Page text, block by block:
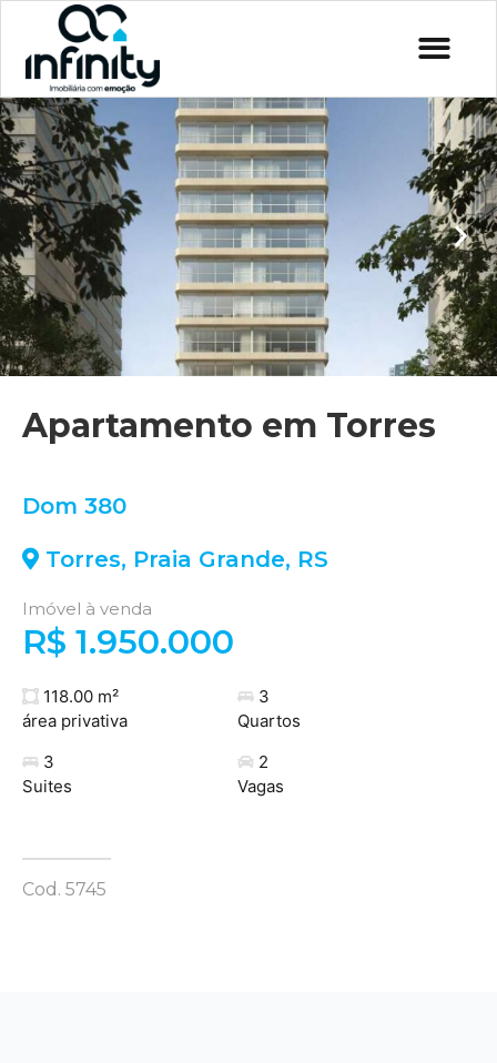
Apartamento em Torres
Dom 380
Torres, Praia Grande, RS
Imóvel à venda
R$ 1.950.000
118.00 m²
área privativa
3
Quartos
3
Suites
2
Vagas
Cod. 5745